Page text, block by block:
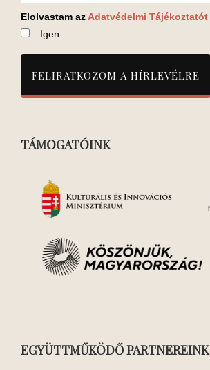
Elolvastam az Adatvédelmi Tájékoztatót
Igen
TÁMOGATÓINK
EGYÜTTMŰKÖDŐ PARTNEREINK